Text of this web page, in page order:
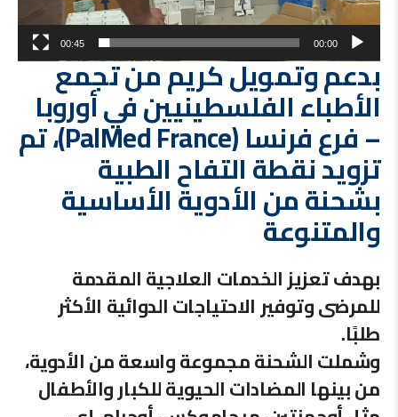
00:00
00:45
بدعم وتمويل كريم من تجمع
الأطباء الفلسطينيين في أوروبا
– فرع فرنسا (PalMed France)، تم
تزويد نقطة التفاح الطبية
بشحنة من الأدوية الأساسية
والمتنوعة
بهدف تعزيز الخدمات العلاجية المقدمة
للمرضى وتوفير الاحتياجات الدوائية الأكثر
طلبًا.
وشملت الشحنة مجموعة واسعة من الأدوية،
من بينها المضادات الحيوية للكبار والأطفال